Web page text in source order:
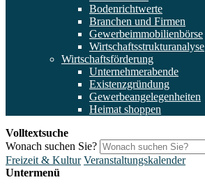
Bodenrichtwerte
Branchen und Firmen
Gewerbeimmobilienbörse
Wirtschaftsstrukturanalyse
Wirtschaftsförderung
Unternehmerabende
Existenzgründung
Gewerbeangelegenheiten
Heimat shoppen
Volltextsuche
Wonach suchen Sie?
Freizeit & Kultur Veranstaltungskalender
Untermenü